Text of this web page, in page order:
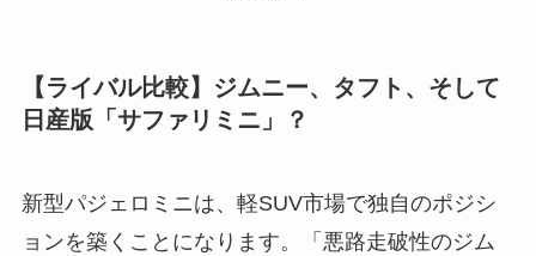
【ライバル比較】ジムニー、タフト、そして
日産版「サファリミニ」？
新型パジェロミニは、軽SUV市場で独自のポジシ
ョンを築くことになります。「悪路走破性のジム